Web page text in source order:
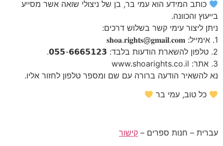
כותב המידע הוא עמי בר, בן של ניצולי שואה אשר מסייע
בייעוץ והכוונה.
ניתן ליצור עימי קשר בשלוש דרכים:
1. אימייל: 𝐬𝐡𝐨𝐚.𝐫𝐢𝐠𝐡𝐭𝐬@𝐠𝐦𝐚𝐢𝐥.𝐜𝐨𝐦
2. טלפון להשארת הודעות בלבד: 𝟬𝟱𝟱-𝟲𝟲𝟲𝟱𝟭𝟮𝟯.
3. אתר: www.shoarights.co.il
נא להשאיר הודעה ברורה עם שם ומספר טלפון לחזור אליו.
כל טוב, עמי בר
עברית – חנות ספרים – קישור